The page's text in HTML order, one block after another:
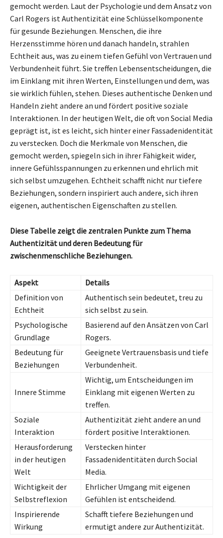
gemocht werden. Laut der Psychologie und dem Ansatz von
Carl Rogers ist Authentizität eine Schlüsselkomponente
für gesunde Beziehungen. Menschen, die ihre
Herzensstimme hören und danach handeln, strahlen
Echtheit aus, was zu einem tiefen Gefühl von Vertrauen und
Verbundenheit führt. Sie treffen Lebensentscheidungen, die
im Einklang mit ihren Werten, Einstellungen und dem, was
sie wirklich fühlen, stehen. Dieses authentische Denken und
Handeln zieht andere an und fördert positive soziale
Interaktionen. In der heutigen Welt, die oft von Social Media
geprägt ist, ist es leicht, sich hinter einer Fassadenidentität
zu verstecken. Doch die Merkmale von Menschen, die
gemocht werden, spiegeln sich in ihrer Fähigkeit wider,
innere Gefühlsspannungen zu erkennen und ehrlich mit
sich selbst umzugehen. Echtheit schafft nicht nur tiefere
Beziehungen, sondern inspiriert auch andere, sich ihren
eigenen, authentischen Eigenschaften zu stellen.
Diese Tabelle zeigt die zentralen Punkte zum Thema
Authentizität und deren Bedeutung für
zwischenmenschliche Beziehungen.
Aspekt
Details
Definition von
Echtheit
Authentisch sein bedeutet, treu zu
sich selbst zu sein.
Psychologische
Grundlage
Basierend auf den Ansätzen von Carl
Rogers.
Bedeutung für
Beziehungen
Geeignete Vertrauensbasis und tiefe
Verbundenheit.
Innere Stimme
Wichtig, um Entscheidungen im
Einklang mit eigenen Werten zu
treffen.
Soziale
Interaktion
Authentizität zieht andere an und
fördert positive Interaktionen.
Herausforderung
in der heutigen
Welt
Verstecken hinter
Fassadenidentitäten durch Social
Media.
Wichtigkeit der
Selbstreflexion
Ehrlicher Umgang mit eigenen
Gefühlen ist entscheidend.
Inspirierende
Wirkung
Schafft tiefere Beziehungen und
ermutigt andere zur Authentizität.